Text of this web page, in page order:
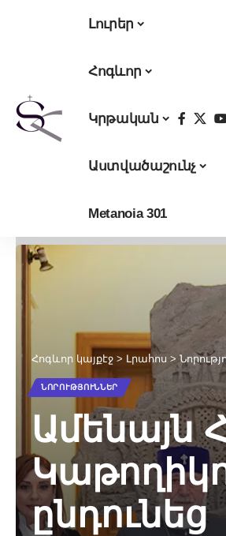
Լուրեր
Հոգևոր
Կրթական
Աստվածաշունչ
Metanoia 301
Հոգևոր կայքէջ > Լրահոս >
ՆՈՐՈՒԹՅՈՒՆՆԵՐ
Ամենայն
ընդունեց